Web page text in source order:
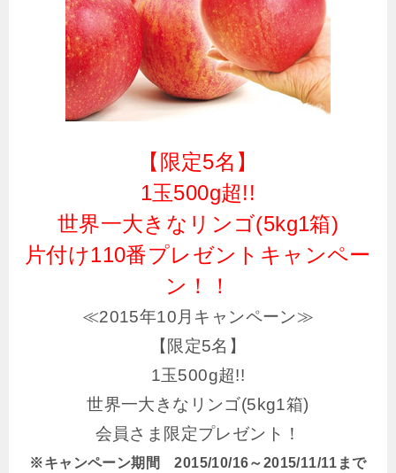
【限定5名】
1玉500g超!!
世界一大きなリンゴ(5kg1箱)
片付け110番プレゼントキャンペー
ン！！
≪2015年10月キャンペーン≫
【限定5名】
1玉500g超!!
世界一大きなリンゴ(5kg1箱)
会員さま限定プレゼント！
※キャンペーン期間 2015/10/16～2015/11/11まで